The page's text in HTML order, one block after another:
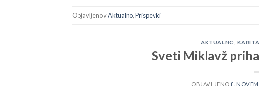
Objavljeno vAktualno,Prispevki
AKTUALNO
Sveti Miklavž
OBJAVLJENO 8.